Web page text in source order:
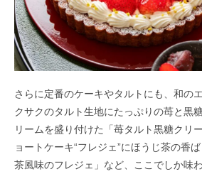
さらに定番のケーキやタルトにも、和の
クサクのタルト生地にたっぷりの苺と黒
リームを盛り付けた「苺タルト黒糖クリ
ョートケーキ“フレジェ”にほうじ茶の香
茶風味のフレジェ」など、ここでしか味